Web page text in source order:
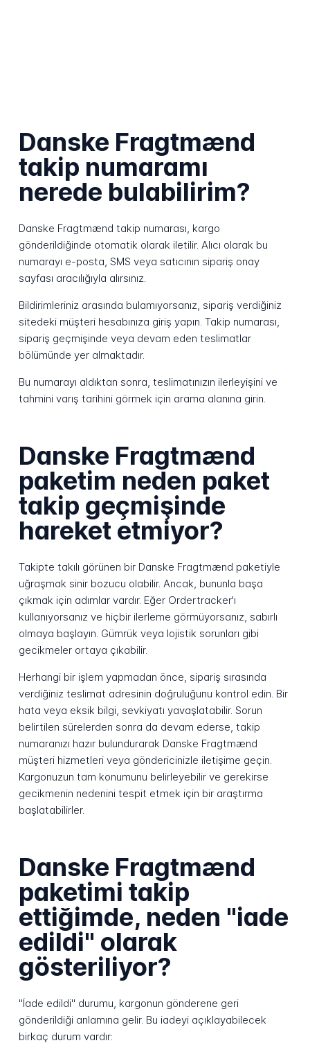
Danske Fragtmænd
takip numaramı
nerede bulabilirim?
Danske Fragtmænd takip numarası, kargo
gönderildiğinde otomatik olarak iletilir. Alıcı olarak bu
numarayı e-posta, SMS veya satıcının sipariş onay
sayfası aracılığıyla alırsınız.
Bildirimleriniz arasında bulamıyorsanız, sipariş verdiğiniz
sitedeki müşteri hesabınıza giriş yapın. Takip numarası,
sipariş geçmişinde veya devam eden teslimatlar
bölümünde yer almaktadır.
Bu numarayı aldıktan sonra, teslimatınızın ilerleyişini ve
tahmini varış tarihini görmek için arama alanına girin.
Danske Fragtmænd
paketim neden paket
takip geçmişinde
hareket etmiyor?
Takipte takılı görünen bir Danske Fragtmænd paketiyle
uğraşmak sinir bozucu olabilir. Ancak, bununla başa
çıkmak için adımlar vardır. Eğer Ordertracker'ı
kullanıyorsanız ve hiçbir ilerleme görmüyorsanız, sabırlı
olmaya başlayın. Gümrük veya lojistik sorunları gibi
gecikmeler ortaya çıkabilir.
Herhangi bir işlem yapmadan önce, sipariş sırasında
verdiğiniz teslimat adresinin doğruluğunu kontrol edin. Bir
hata veya eksik bilgi, sevkiyatı yavaşlatabilir. Sorun
belirtilen sürelerden sonra da devam ederse, takip
numaranızı hazır bulundurarak Danske Fragtmænd
müşteri hizmetleri veya göndericinizle iletişime geçin.
Kargonuzun tam konumunu belirleyebilir ve gerekirse
gecikmenin nedenini tespit etmek için bir araştırma
başlatabilirler.
Danske Fragtmænd
paketimi takip
ettiğimde, neden "iade
edildi" olarak
gösteriliyor?
"İade edildi" durumu, kargonun gönderene geri
gönderildiği anlamına gelir. Bu iadeyi açıklayabilecek
birkaç durum vardır: